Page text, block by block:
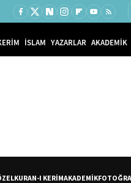
İSLAM YAZARLAR AKADEMİK
KURAN-I KERİMAKADEMİK